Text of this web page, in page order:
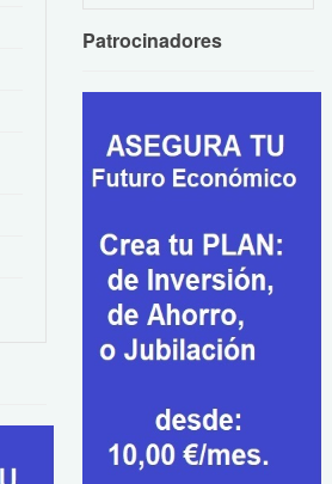
Patrocinadores